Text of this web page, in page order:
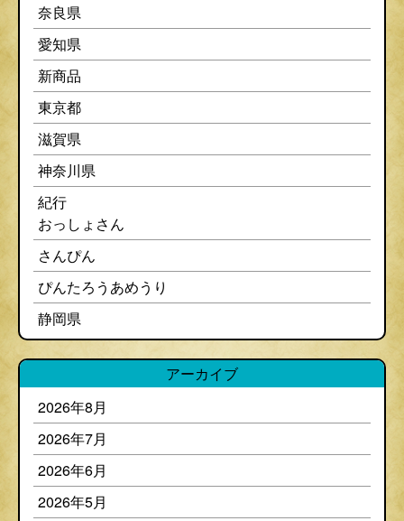
奈良県
愛知県
新商品
東京都
滋賀県
神奈川県
紀行
おっしょさん
さんぴん
ぴんたろうあめうり
静岡県
アーカイブ
2026年8月
2026年7月
2026年6月
2026年5月